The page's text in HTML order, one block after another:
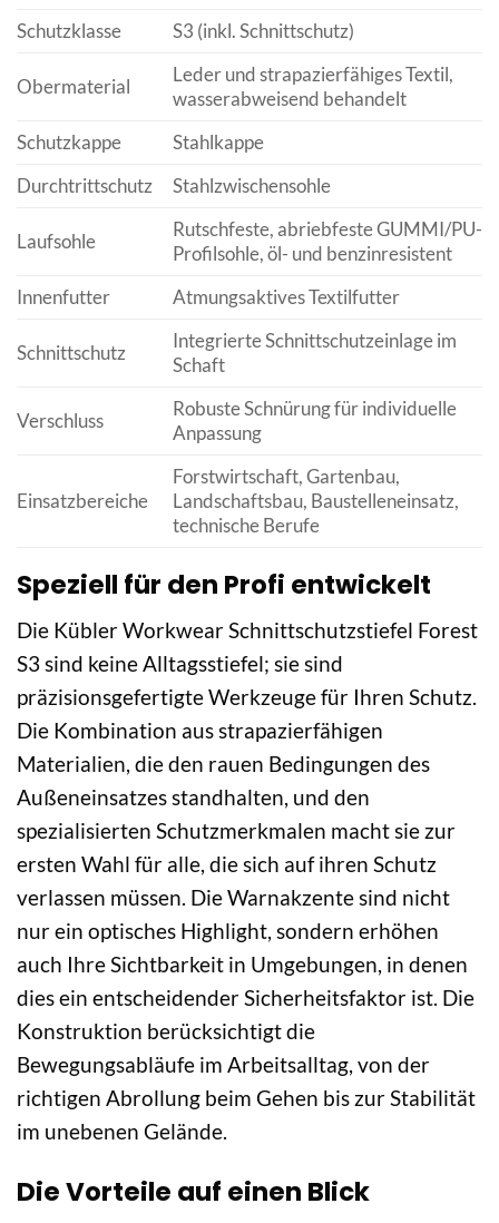
Schutzklasse
S3 (inkl. Schnittschutz)
Obermaterial
Leder und strapazierfähiges Textil,
wasserabweisend behandelt
Schutzkappe
Stahlkappe
Durchtrittschutz
Stahlzwischensohle
Laufsohle
Rutschfeste, abriebfeste GUMMI/PU-
Profilsohle, öl- und benzinresistent
Innenfutter
Atmungsaktives Textilfutter
Schnittschutz
Integrierte Schnittschutzeinlage im
Schaft
Verschluss
Robuste Schnürung für individuelle
Anpassung
Einsatzbereiche
Forstwirtschaft, Gartenbau,
Landschaftsbau, Baustelleneinsatz,
technische Berufe
Speziell für den Profi entwickelt
Die Kübler Workwear Schnittschutzstiefel Forest
S3 sind keine Alltagsstiefel; sie sind
präzisionsgefertigte Werkzeuge für Ihren Schutz.
Die Kombination aus strapazierfähigen
Materialien, die den rauen Bedingungen des
Außeneinsatzes standhalten, und den
spezialisierten Schutzmerkmalen macht sie zur
ersten Wahl für alle, die sich auf ihren Schutz
verlassen müssen. Die Warnakzente sind nicht
nur ein optisches Highlight, sondern erhöhen
auch Ihre Sichtbarkeit in Umgebungen, in denen
dies ein entscheidender Sicherheitsfaktor ist. Die
Konstruktion berücksichtigt die
Bewegungsabläufe im Arbeitsalltag, von der
richtigen Abrollung beim Gehen bis zur Stabilität
im unebenen Gelände.
Die Vorteile auf einen Blick